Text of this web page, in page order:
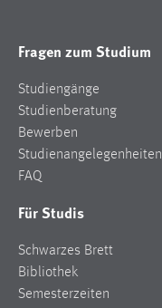
Fragen zum Studium
Studiengänge
Studienberatung
Bewerben
Studienangelegenheiten
FAQ
Für Studis
Schwarzes Brett
Bibliothek
Semesterzeiten